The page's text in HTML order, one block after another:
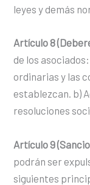
leyes y demás
Artículo 8
de los
ordinarias y las
establezcan. b)
resoluciones
Artículo 9
podrán ser
siguientes